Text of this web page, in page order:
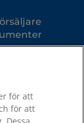
för att
för att